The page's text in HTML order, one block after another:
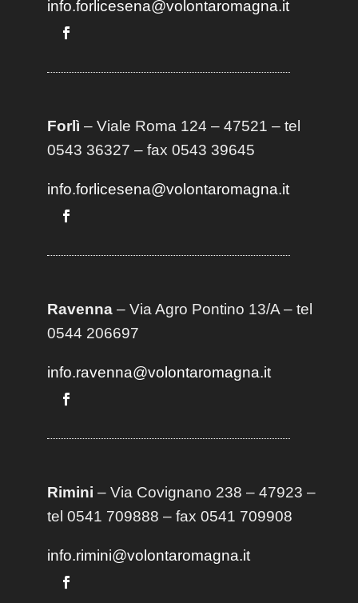
info.forlicesena@volontaromagna.it
Forlì – Viale Roma 124 – 47521 – tel
0543 36327 – fax 0543 39645
info.forlicesena@volontaromagna.it
Ravenna– Via Agro Pontino 13/A– tel
0544 206697
info.ravenna@volontaromagna.it
Rimini – Via Covignano 238 – 47923 –
tel 0541 709888 – fax 0541 709908
info.rimini@volontaromagna.it